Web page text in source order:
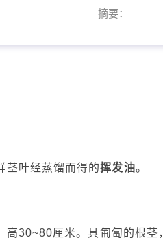
摘要：
茎叶经蒸馏而得的挥发油。
高30~80厘米。具匍匐的根